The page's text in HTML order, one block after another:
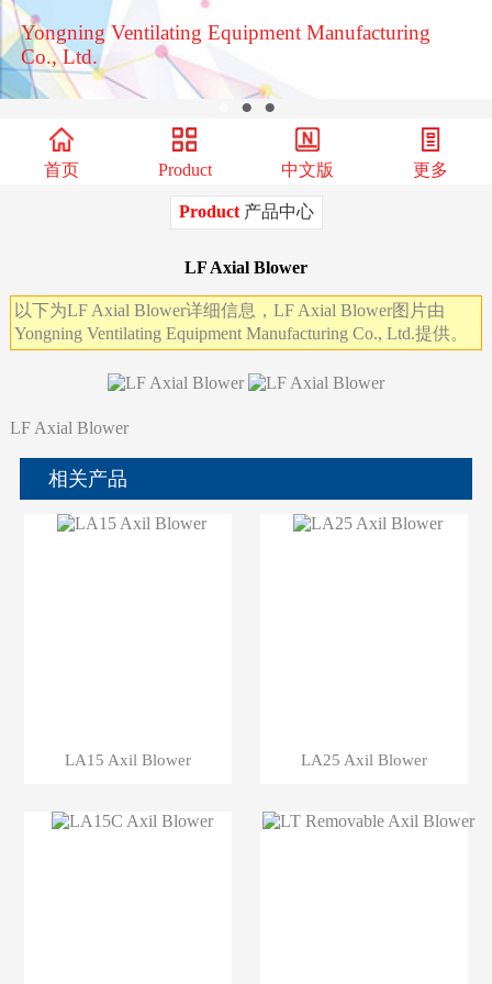
Yongning Ventilating Equipment Manufacturing
Co., Ltd.
● ●
首页 Product 中文版 更多
Product产品中心
LF Axial Blower
以下为LF Axial Blower详细信息，LF Axial Blower图片由
Yongning Ventilating Equipment Manufacturing Co., Ltd.提供。
LF Axial Blower
相关产品
LA15 Axil Blower LA25 Axil Blower